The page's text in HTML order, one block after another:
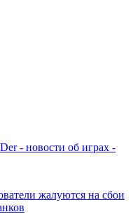
- новости об играх -
жалуются на сбои